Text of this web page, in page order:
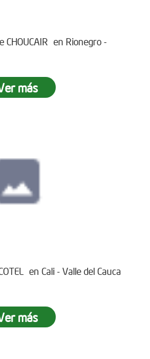
en Rionegro -
más
en Cali - Valle del Cauca
más